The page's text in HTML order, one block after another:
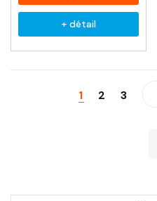
+ détail
1 2 3